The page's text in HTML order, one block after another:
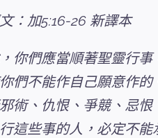
：加5:16-26 新譯本
你們應當順著聖靈行事
們不能作自己願意作
術、仇恨、爭競、忌
這些事的人，必定不